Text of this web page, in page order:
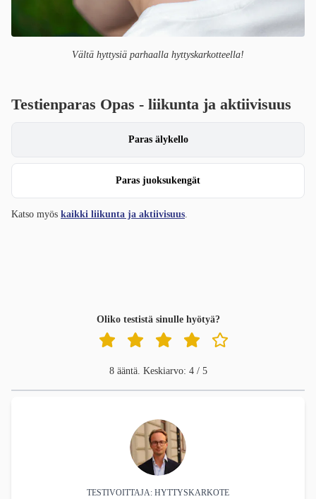
Vältä hyttysiä parhaalla hyttyskarkotteella!
Testienparas Opas - liikunta ja aktiivisuus
Paras älykello
Paras juoksukengät
Katso myös kaikki liikunta ja aktiivisuus
Oliko testistä sinulle hyötyä?
8 ääntä. Keskiarvo: 4 / 5
TESTIVOITTAJA: HYTTYSKARKOTE